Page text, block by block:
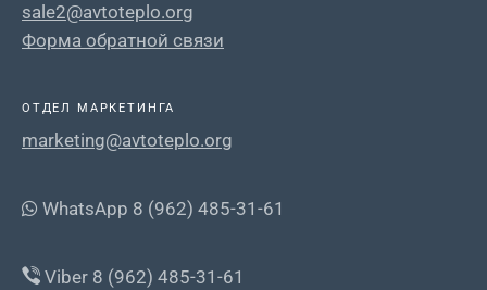
sale2@avtoteplo.org
Форма обратной связи
ОТДЕЛ МАРКЕТИНГА
marketing@avtoteplo.org
WhatsApp 8 (962) 485-31-61
Viber 8 (962) 485-31-61